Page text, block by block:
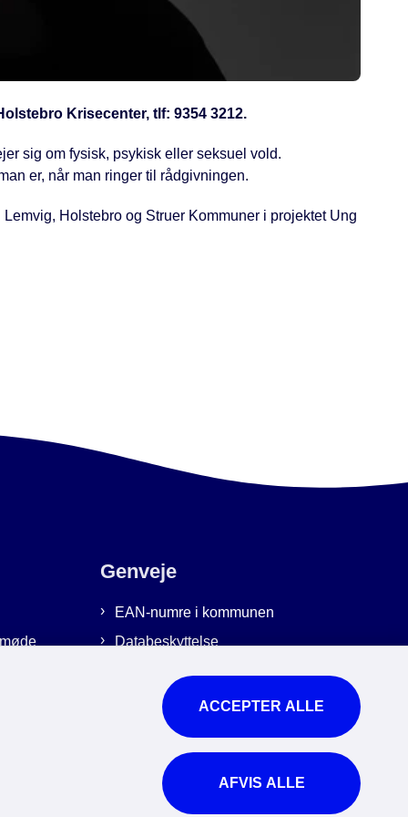
Krisecenter, tlf: 9354 3212.
sig om fysisk, psykisk eller seksuel vold.
er, når man ringer til rådgivningen.
Holstebro og Struer Kommuner i projektet Ung
Genveje
EAN-numre i kommunen
Databeskyttelse
Tilgængelighedserklæring
Brug af kunstig intelligens
For ansatte
ACCEPTER ALLE
AFVIS ALLE